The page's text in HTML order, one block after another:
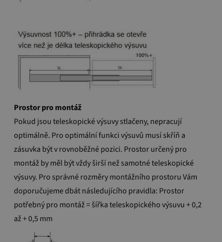
Prostor pro montáž
Pokud jsou teleskopické výsuvy stlačeny, nepracují
optimálně. Pro optimální funkci výsuvů musí skříň a
zásuvka být v rovnoběžné pozici. Prostor určený pro
montáž by měl být vždy širší než samotné teleskopické
výsuvy. Pro správné rozměry montážního prostoru Vám
doporučujeme dbát následujícího pravidla: Prostor
potřebný pro montáž = šířka teleskopického výsuvu + 0,2
až + 0,5 mm